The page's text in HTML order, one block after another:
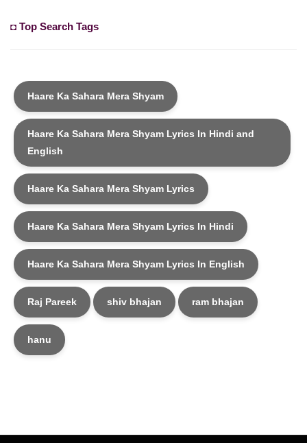
◘ Top Search Tags
Haare Ka Sahara Mera Shyam
Haare Ka Sahara Mera Shyam Lyrics In Hindi and
English
Haare Ka Sahara Mera Shyam Lyrics
Haare Ka Sahara Mera Shyam Lyrics In Hindi
Haare Ka Sahara Mera Shyam Lyrics In English
Raj Pareek shiv bhajan ram bhajan
hanu